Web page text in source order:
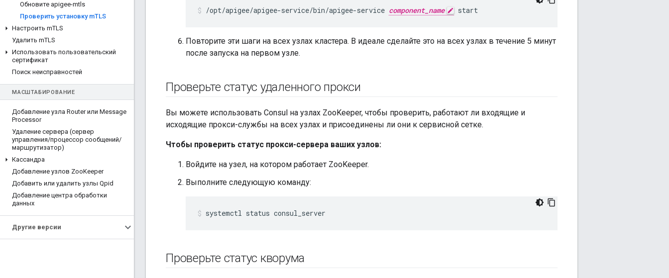
Обновите apigee-mtls
Проверить установку mTLS
Настроить mTLS
Удалить mTLS
Использовать пользовательский
сертификат
Поиск неисправностей
МАСШТАБИРОВАНИЕ
Добавление узла Router или Message
Processor
Удаление сервера (сервер
управления/процессор сообщений/
маршрутизатор)
Кассандра
Добавление узлов ZooKeeper
Добавить или удалить узлы Qpid
Добавление центра обработки
данных
Другие версии
/opt/apigee/apigee-service/bin/apigee-service component_name start
Повторите эти шаги на всех узлах кластера. В идеале сделайте это на всех узлах в течение 5 минут
после запуска на первом узле.
Проверьте статус удаленного прокси
Вы можете использовать Consul на узлах ZooKeeper, чтобы проверить, работают ли входящие и
исходящие прокси-службы на всех узлах и присоединены ли они к сервисной сетке.
Чтобы проверить статус прокси-сервера ваших узлов:
Войдите на узел, на котором работает ZooKeeper.
Выполните следующую команду:
systemctl status consul_server
Проверьте статус кворума